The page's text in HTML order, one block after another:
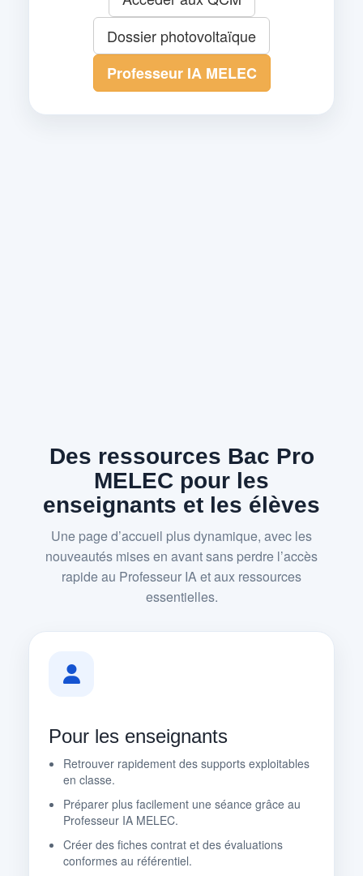
Dossier photovoltaïque
Professeur IA MELEC
Des ressources Bac Pro
MELEC pour les
enseignants et les élèves
Une page d’accueil plus dynamique, avec les
nouveautés mises en avant sans perdre l’accès
rapide au Professeur IA et aux ressources
essentielles.
Pour les enseignants
Retrouver rapidement des supports exploitables
en classe.
Préparer plus facilement une séance grâce au
Professeur IA MELEC.
Créer des fiches contrat et des évaluations
conformes au référentiel.